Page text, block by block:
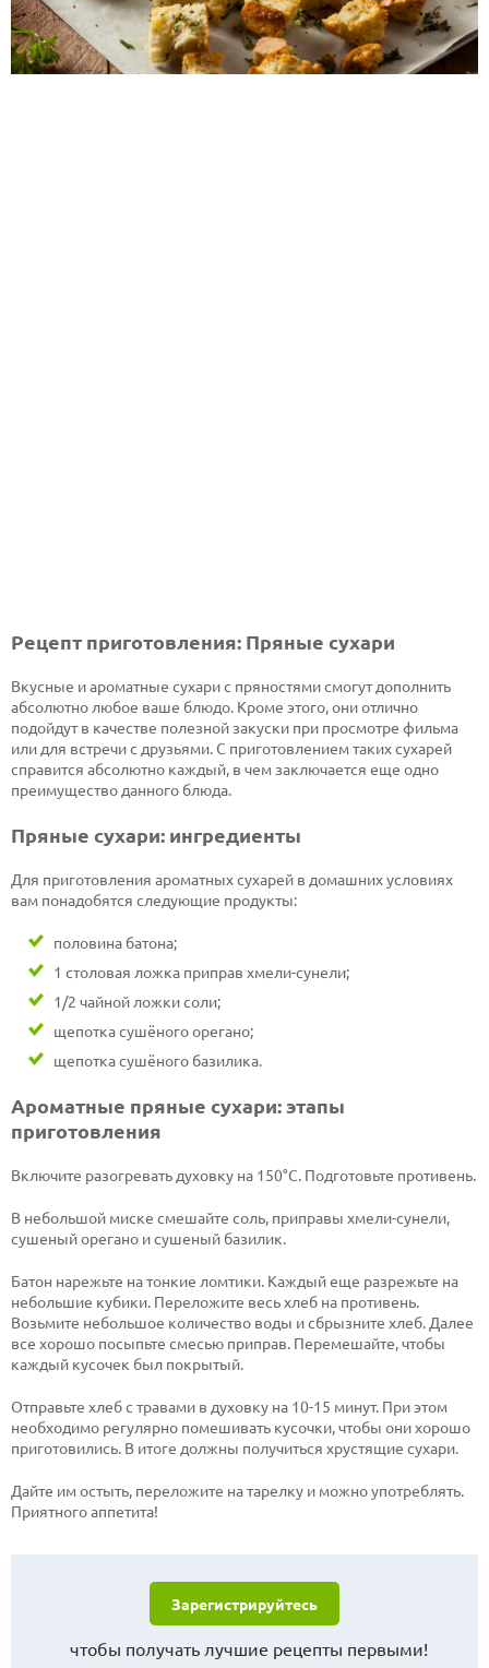
Рецепт приготовления: Пряные сухари
Вкусные и ароматные сухари с пряностями смогут дополнить
абсолютно любое ваше блюдо. Кроме этого, они отлично
подойдут в качестве полезной закуски при просмотре фильма
или для встречи с друзьями. С приготовлением таких сухарей
справится абсолютно каждый, в чем заключается еще одно
преимущество данного блюда.
Пряные сухари: ингредиенты
Для приготовления ароматных сухарей в домашних условиях
вам понадобятся следующие продукты:
половина батона;
1 столовая ложка приправ хмели-сунели;
1/2 чайной ложки соли;
щепотка сушёного орегано;
щепотка сушёного базилика.
Ароматные пряные сухари: этапы
приготовления
Включите разогревать духовку на 150°С. Подготовьте противень.
В небольшой миске смешайте соль, приправы хмели-сунели,
сушеный орегано и сушеный базилик.
Батон нарежьте на тонкие ломтики. Каждый еще разрежьте на
небольшие кубики. Переложите весь хлеб на противень.
Возьмите небольшое количество воды и сбрызните хлеб. Далее
все хорошо посыпьте смесью приправ. Перемешайте, чтобы
каждый кусочек был покрытый.
Отправьте хлеб с травами в духовку на 10-15 минут. При этом
необходимо регулярно помешивать кусочки, чтобы они хорошо
приготовились. В итоге должны получиться хрустящие сухари.
Дайте им остыть, переложите на тарелку и можно употреблять.
Приятного аппетита!
Зарегистрируйтесь
чтобы получать лучшие рецепты первыми!